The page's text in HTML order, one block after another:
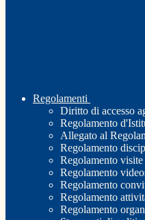
Regolamenti
Diritto di accesso
Regolamento
Allegato al
Regolamento
Regolamento
Regolamento
Regolamento
Regolamento
Regolamento